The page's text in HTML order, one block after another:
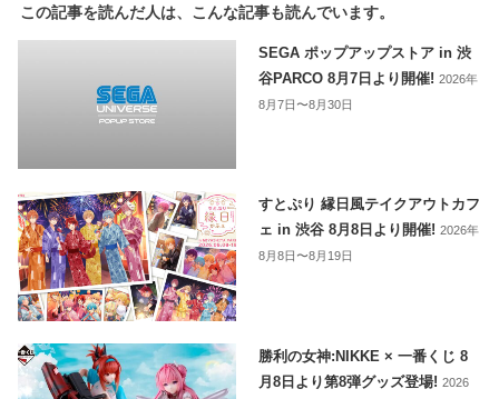
この記事を読んだ人は、こんな記事も読んでいます。
SEGA ポップアップストア in 渋
谷PARCO 8月7日より開催!2026年
8月7日〜8月30日
すとぷり 縁日風テイクアウトカフ
ェ in 渋谷 8月8日より開催!2026年
8月8日〜8月19日
勝利の女神:NIKKE × 一番くじ 8
月8日より第8弾グッズ登場!2026